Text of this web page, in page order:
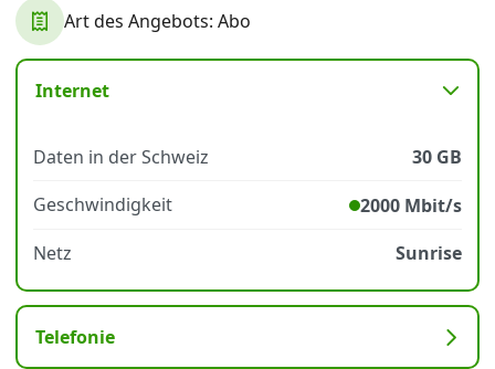
Art des Angebots: Abo
Internet
Daten in der Schweiz
30 GB
Geschwindigkeit
2000 Mbit/s
Netz
Sunrise
Telefonie